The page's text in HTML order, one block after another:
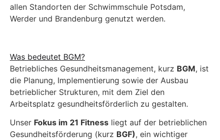
allen Standorten der Schwimmschule Potsdam,
Werder und Brandenburg genutzt werden.
Was bedeutet BGM?
Betriebliches Gesundheitsmanagement, kurz BGM, ist
die Planung, Implementierung sowie der Ausbau
betrieblicher Strukturen, mit dem Ziel den
Arbeitsplatz gesundheitsförderlich zu gestalten.
Unser Fokus im 21 Fitness liegt auf der betrieblichen
Gesundheitsförderung (kurz BGF), ein wichtiger